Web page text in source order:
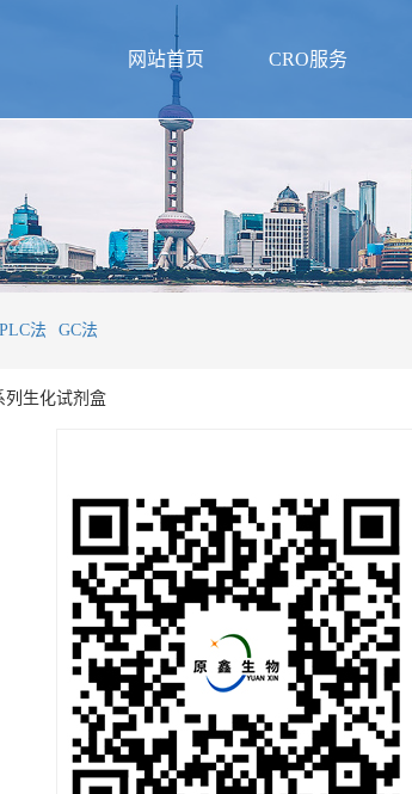
网站首页 CRO服务
法 GC法
列生化试剂盒